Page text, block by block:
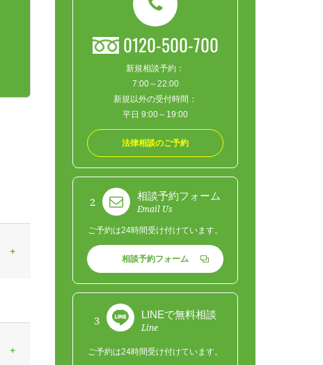
0120-500-700
新規相談予約：
7:00～22:00
新規以外の受付時間：
平日 9:00～19:00
法律相談のご予約
2
相談予約フォーム
Email Us
ご予約は24時間受け付けています。
相談予約フォーム
3
LINEで無料相談
Line
ご予約は24時間受け付けています。